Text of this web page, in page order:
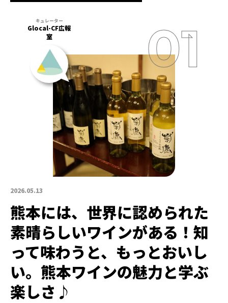
2026.05.13
Glocal-CF広報
室
熊本には、世界に認められた
素晴らしいワインがある！知
って味わうと、もっとおいし
い。熊本ワインの魅力と学ぶ
楽しさ♪